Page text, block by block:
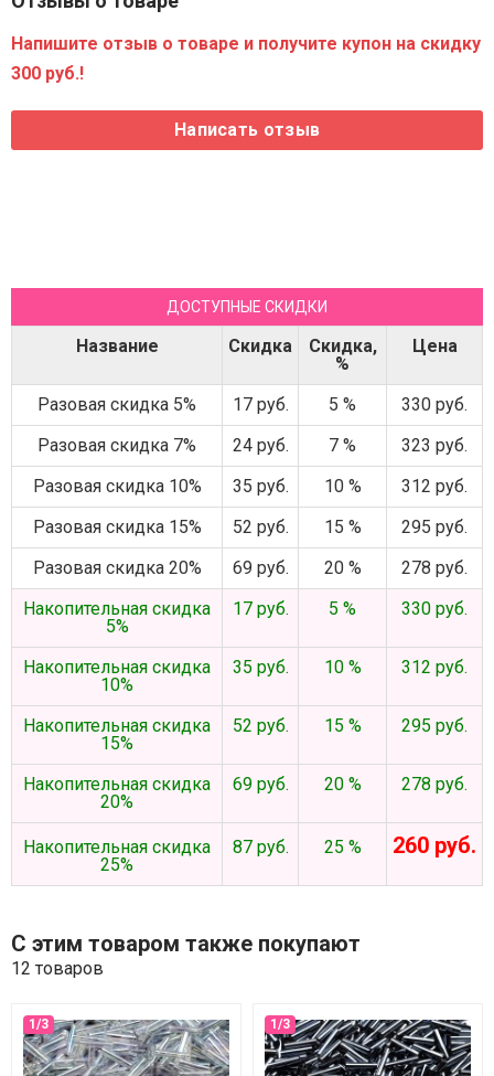
Напишите отзыв о товаре и получите купон на скидку
300 руб.!
ДОСТУПНЫЕ СКИДКИ
Название Скидка
Скидка,
%
Цена
Разовая скидка 5% 17 руб. 5 %
330 руб.
Разовая скидка 7%
24 руб. 7 %
323 руб.
Разовая скидка 10%
35 руб. 10 %
312 руб.
Разовая скидка 15%
52 руб. 15 %
295 руб.
Разовая скидка 20%
69 руб. 20 %
278 руб.
Накопительная скидка
5%
17 руб. 5 % 330 руб.
Накопительная скидка
10%
35 руб. 10 % 312 руб.
Накопительная скидка
15%
52 руб. 15 % 295 руб.
Накопительная скидка
20%
69 руб. 20 % 278 руб.
Накопительная скидка
25%
87 руб. 25 % 260 руб.
С этим товаром также покупают
12 товаров